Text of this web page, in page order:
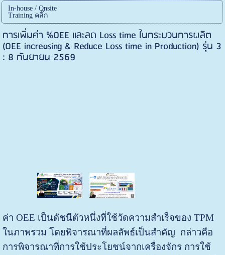
In-house / Onsite
Training คลิ๊ก
การเพิ่มค่า %OEE และลด Loss time ในกระบวนการผลิต
(OEE increasing & Reduce Loss time in Production) รุ่น 3
: 8 กันยายน 2569
ค่า OEE เป็นดัชนีตัวหนึ่งที่ใช้วัดความสำเร็จของ TPM
ในภาพรวม โดยพิจารณาที่ผลลัพธ์เป็นสำคัญ กล่าวคือ
การพิจารณาที่การใช้ประโยชน์จากเครื่องจักร การใช้